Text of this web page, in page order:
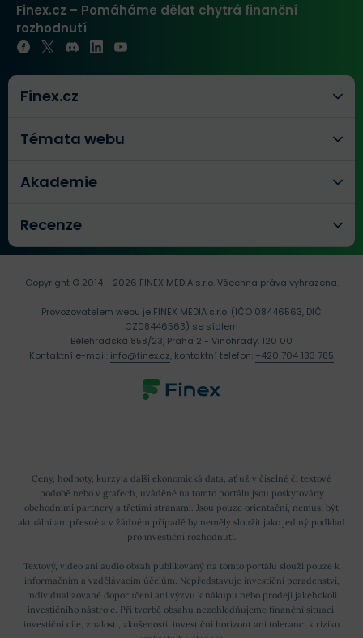
Finex.cz – Pomáháme dělat chytrá finanční
rozhodnutí
Finex.cz
Témata webu
Akademie
Recenze
Ceny, hodnoty, kurzy a další ekonomická data, ať už v číselné či textové
podobě nebo v grafech, uváděné na tomto portálu jsou poskytovány
obchodními partnery a třetími stranami. Jsou pouze orientační, nemusí být
aktuální ani přesné a v žádném případě by neměly sloužit jako jediný podklad
pro investiční rozhodnutí.
Textový, video ani audio obsah publikovaný na tomto portálu slouží pouze k
informačním a vzdělávacím účelům. Nepředstavuje investiční poradenství,
individualizované doporučení ani výzvu k nákupu nebo prodeji jakéhokoli
investičního nástroje. Při tvorbě obsahu nezohledňujeme finanční situaci,
investiční cíle, znalosti, zkušenosti, investiční horizont ani toleranci k riziku
Copyright © 2014 - 2026 FINEX MEDIA s.r.o.Všechna práva vyhrazena.
Provozovatelem webu je FINEX MEDIA s.r.o. (IČO 08446563, DIČ
CZ08446563) se sídlem
Bělehradská 858/23, Praha 2 - Vinohrady, 120 00
Kontaktní e-mail: info@finex.cz, kontaktní telefon: +420 704 183 785